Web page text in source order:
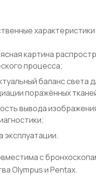
характеристики:
картина
процесса;
баланс света
поражённых
вывода
эксплуатации.
с
Olympus и Pentax.